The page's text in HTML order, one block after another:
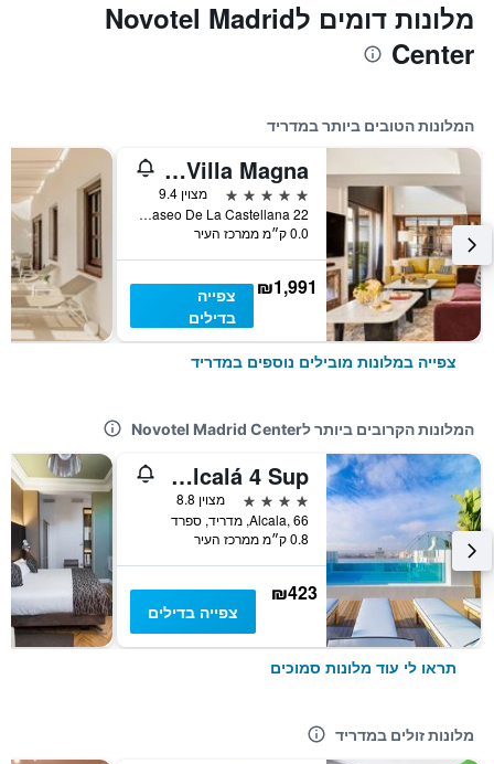
מלונות דומים לNovotel Madrid
Center
המלונות הטובים ביותר במדריד
Rosewood Villa Magna
5 כוכבים
מצוין 9.4
Paseo De La Castellana 22, מדריד, ספרד
0.0 ק״מ ממרכז העיר
₪1,991
צפייה
בדילים
צפייה במלונות מובילים נוספים במדריד
המלונות הקרובים ביותר לNovotel Madrid Center
H10 Puerta de Alcalá 4 Sup
4 כוכבים
מצוין 8.8
Alcala, 66, מדריד, ספרד
0.8 ק״מ ממרכז העיר
₪423
צפייה בדילים
תראו לי עוד מלונות סמוכים
מלונות זולים במדריד